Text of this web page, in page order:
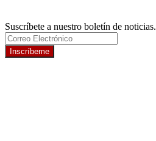
Suscríbete a nuestro boletín de noticias.
Inscríbeme